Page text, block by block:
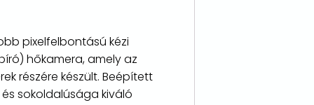
pixelfelbontású kézi
hőkamera, amely az
részére készült. Beépített
sokoldalúsága kiváló